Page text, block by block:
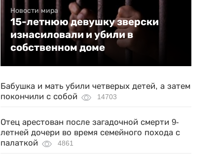
Новости мира
15-летнюю девушку зверски
изнасиловали и убили в
собственном доме
Бабушка и мать убили четверых детей, а затем
покончили с собой
14703
Отец арестован после загадочной смерти 9-
летней дочери во время семейного похода с
палаткой
4861